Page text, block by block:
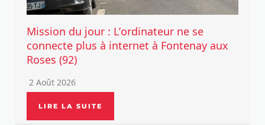
Mission du jour : L’ordinateur ne se
connecte plus à internet à Fontenay aux
Roses (92)
2 Août 2026
LIRE LA SUITE